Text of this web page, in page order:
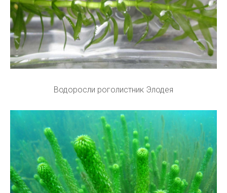
Водоросли роголистник Элодея